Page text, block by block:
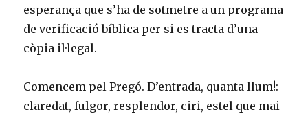
esperança que s’ha de sotmetre a un programa
de verificació bíblica per si es tracta d’una
còpia il·legal.
Comencem pel Pregó. D’entrada, quanta llum!:
claredat, fulgor, resplendor, ciri, estel que mai